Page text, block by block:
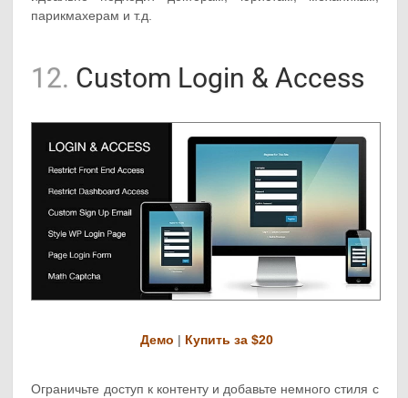
парикмахерам и т.д.
12. Custom Login & Access
Демо | Купить за $20
Ограничьте доступ к контенту и добавьте немного стиля с